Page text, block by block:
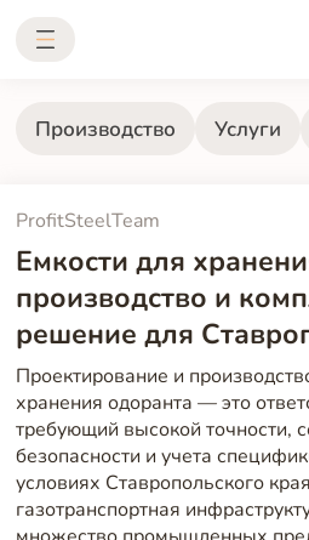
Производство Услуги
ProfitSteelTeam
Емкости для
производство и
решение для
Проектирование и
хранения одоранта — это
требующий высокой точности,
безопасности и учета
условиях Ставропольского
газотранспортная